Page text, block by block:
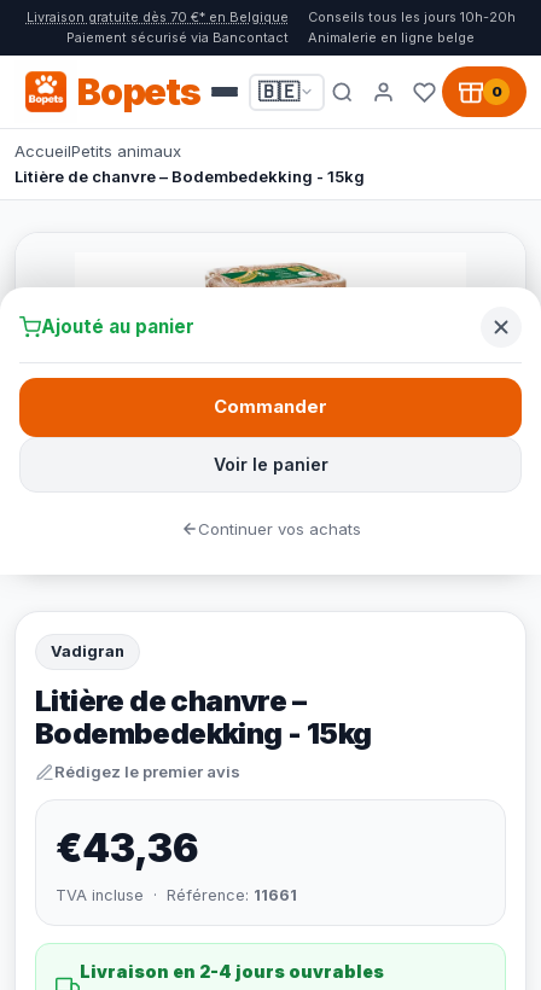
Livraison gratuite dès 70 €* en Belgique
Conseils tous les jours 10h-20h
Paiement sécurisé via Bancontact
Animalerie en ligne belge
Bopets 🇧🇪 0
AccueilPetits animaux
Litière de chanvre – Bodembedekking - 15kg
Vadigran
Litière de chanvre –
Bodembedekking - 15kg
Rédigez le premier avis
€43,36
TVA incluse · Référence: 11661
Livraison en 2-4 jours ouvrables
Ajouté au panier
Voir le panier
Commander
Continuer vos achats